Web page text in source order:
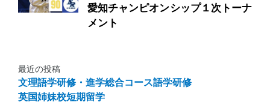
愛知チャンピオンシップ１次トーナ
メント
最近の投稿
文理語学研修・進学総合コース語学研修
英国姉妹校短期留学